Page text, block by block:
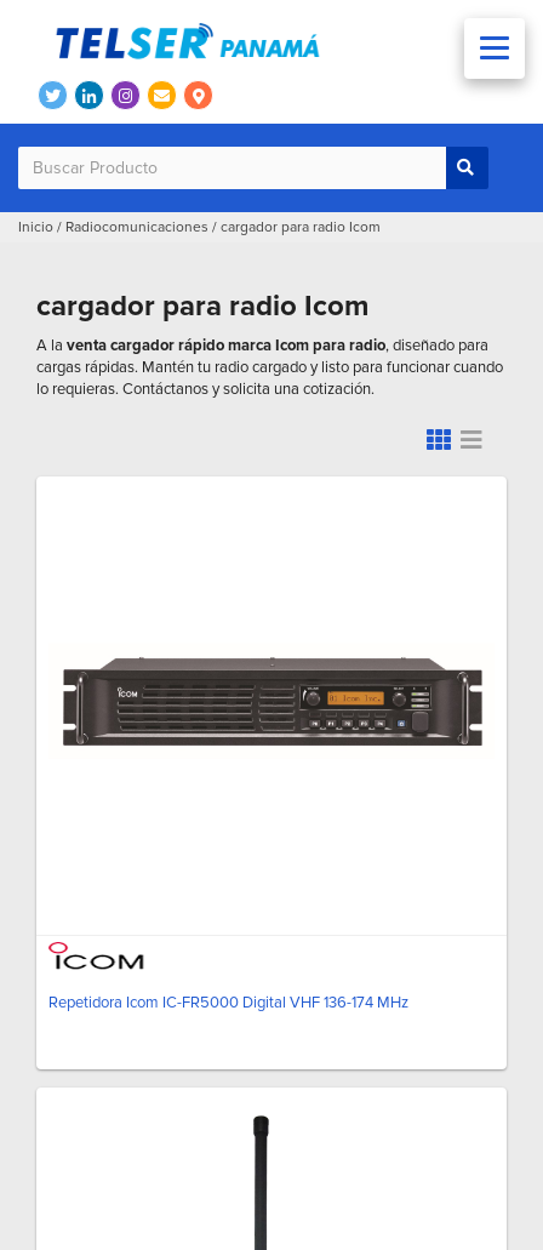
Inicio / Radiocomunicaciones / cargador para radio Icom
cargador para radio Icom
A la venta cargador rápido marca Icom para radio, diseñado para
cargas rápidas. Mantén tu radio cargado y listo para funcionar cuando
lo requieras. Contáctanos y solicita una cotización.
Repetidora Icom IC-FR5000 Digital VHF 136-174 MHz